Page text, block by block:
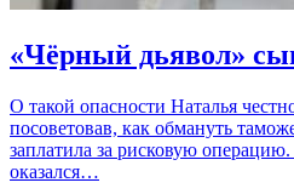
«Чёрный дьявол»
О такой опасности Наталья
посоветовав, как обмануть
заплатила за рисковую
оказался…